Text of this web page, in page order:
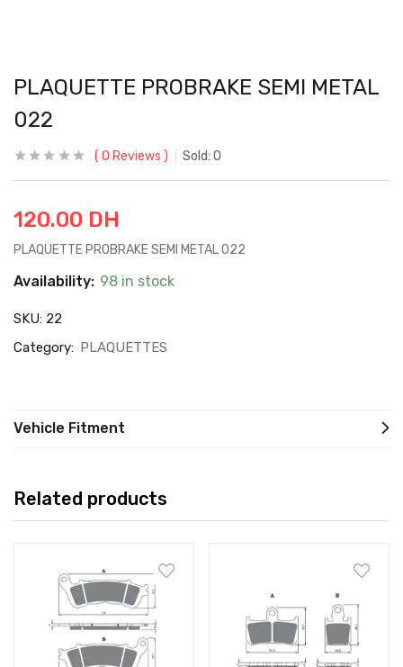
PLAQUETTE PROBRAKE SEMI METAL
022
0 Reviews Sold: 0
120.00 DH
PLAQUETTE PROBRAKE SEMI METAL 022
Availability: 98 in stock
SKU: 22
Category: PLAQUETTES
Vehicle Fitment
Related products